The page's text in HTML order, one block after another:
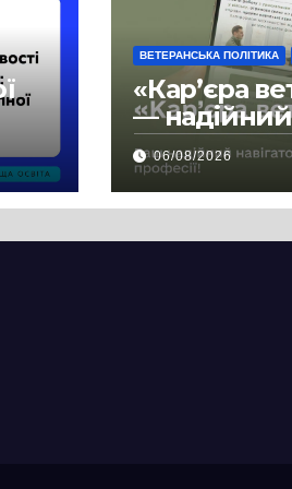
ВЕТЕРАНСЬКА ПОЛІТИКА
«Кар’єра
— надійний
навігатор у
цивільній
06/08/2026